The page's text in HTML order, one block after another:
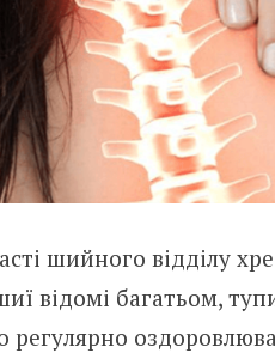
шийного відділу
відомі багатьом,
регулярно